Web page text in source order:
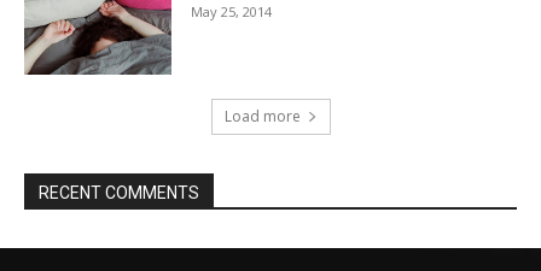
May 25, 2014
Load more
RECENT COMMENTS